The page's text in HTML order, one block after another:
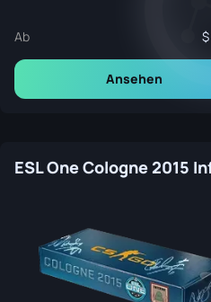
Ab
Ansehen